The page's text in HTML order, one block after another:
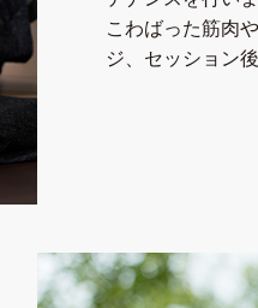
こわばった筋⾁
ジ、セッション